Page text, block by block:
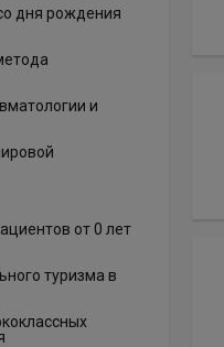
дня рождения
и
от 0 лет
туризма в